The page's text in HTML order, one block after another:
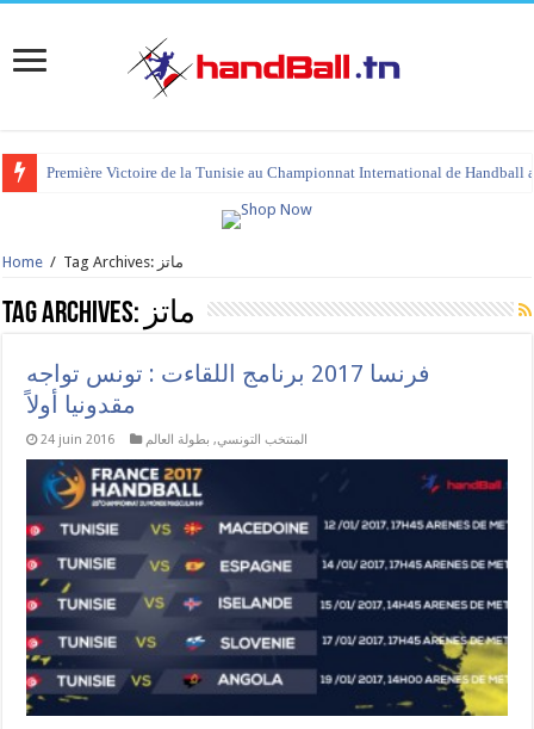
Première Victoire de la Tunisie au Championnat International de Handball
Home / Tag Archives: ماتز
Tag Archives: ماتز
فرنسا 2017 برنامج اللقاءت : تونس تواجه
مقدونيا أولاً
24 juin 2016 المنتخب التونسي, بطولة العالم